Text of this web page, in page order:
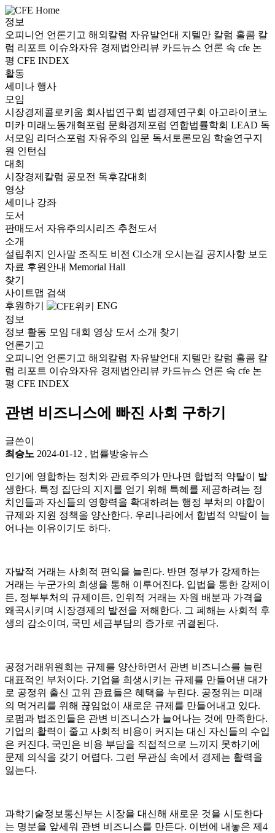
정보
오피니언 언론기고 해외칼럼 자유발언대 지텔만 칼럼 홀콤 칼
럼 리포트 이슈와자유 경제법안리뷰 카드뉴스 언론 속 cfe 논
평 CFE INDEX
활동
세미나 행사
모임
시장경제콜로키움 회사법연구회 법경제연구회 아고라이코노
미카 미래노동개혁포럼 문화경제포럼 연합법률학회 LEAD 독
서모임 리더스포럼 자유주의 입문 독서토론모임 학술연구지
원 인턴십
대회
시장경제칼럼 공모전 독후감대회
영상
세미나 강좌
도서
판매도서 자유주의시리즈 추천도서
소개
설립취지 인사말 조직도 비전 CI소개 오시는길 공지사항 보도
자료 후원안내 Memorial Hall
찾기
사이트맵 검색
후원하기
ENG
정보
정보 활동 모임 대회 영상 도서 소개 찾기
언론기고
오피니언 언론기고 해외칼럼 자유발언대 지텔만 칼럼 홀콤 칼
럼 리포트 이슈와자유 경제법안리뷰 카드뉴스 언론 속 cfe 논
평 CFE INDEX
관변 비즈니스에 빠진 사회 구하기
글쓴이
최승노 2024-01-12 , 법률방송뉴스
인기에 영합하는 정치와 관료주의가 만나면 합법적 약탈이 발
생한다. 특정 집단의 지지를 얻기 위해 특혜를 제공하려는 정
치인들과 자신들의 영향력을 확대하려는 행정 부처의 야합이
규제와 지원 정책을 양산한다. 우리나라에서 합법적 약탈이 늘
어나는 이유이기도 하다.
자발적 거래는 사회적 편익을 늘린다. 반면 정부가 강제하는
거래는 누군가의 희생을 통해 이루어진다. 입법을 통한 강제이
든, 정부부처의 규제이든, 인위적 거래는 자원 배분과 가격을
왜곡시키며 시장경제의 발전을 저해한다. 그 폐해는 사회적 후
생의 감소이며, 국민 세금부담의 증가로 귀결된다.
공정거래위원회는 규제를 양산하면서 관변 비즈니스를 늘린
대표적인 부처이다. 기업을 희생시키는 규제를 만들어낸 대가
로 공정위 출신 고위 관료들은 혜택을 누린다. 공정위는 미래
의 먹거리를 위해 끊임없이 새로운 규제를 만들어내고 있다.
로펌과 법조인들은 관변 비즈니스가 늘어나는 것에 만족한다.
기업의 활력이 줄고 사회적 비용이 커지는 대신 자신들의 수입
은 커진다. 국민은 비용 부담을 직접적으로 느끼지 못하기에
문제 의식을 갖기 어렵다. 그런 무관심 속에서 경제는 활력을
잃는다.
과학기술정보통신부는 시장을 대신해 새로운 것을 시도한다
는 명분을 앞세워 관변 비즈니스를 만든다. 이번에 내놓은 제4